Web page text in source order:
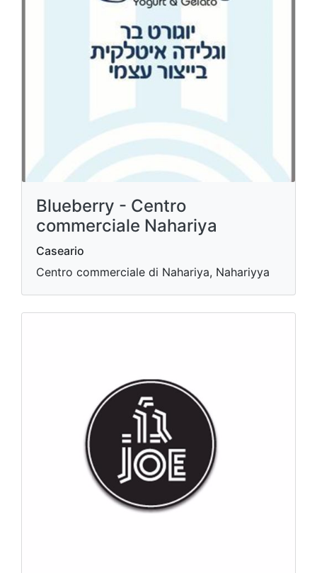
Blueberry - Centro
commerciale Nahariya
Caseario
Centro commerciale di Nahariya, Nahariyya